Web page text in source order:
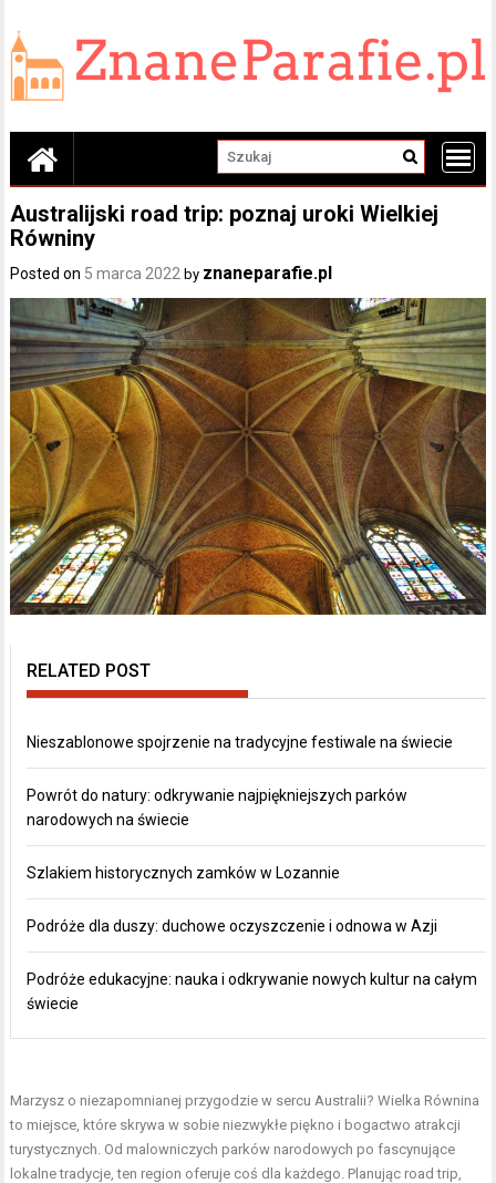
content
Australijski road trip: poznaj uroki Wielkiej
Równiny
Posted on 5 marca 2022 by znaneparafie.pl
RELATED POST
Nieszablonowe spojrzenie na tradycyjne festiwale na świecie
Powrót do natury: odkrywanie najpiękniejszych parków
narodowych na świecie
Szlakiem historycznych zamków w Lozannie
Podróże dla duszy: duchowe oczyszczenie i odnowa w Azji
Podróże edukacyjne: nauka i odkrywanie nowych kultur na całym
świecie
Marzysz o niezapomnianej przygodzie w sercu Australii? Wielka Równina
to miejsce, które skrywa w sobie niezwykłe piękno i bogactwo atrakcji
turystycznych. Od malowniczych parków narodowych po fascynujące
lokalne tradycje, ten region oferuje coś dla każdego. Planując road trip,